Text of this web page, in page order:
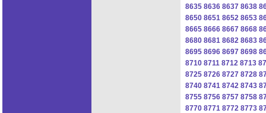
8635 8636 8637 8638
8650 8651 8652 8653
8665 8666 8667 8668
8680 8681 8682 8683
8695 8696 8697 8698
8710 8711 8712 8713
8725 8726 8727 8728
8740 8741 8742 8743
8755 8756 8757 8758
8770 8771 8772 8773